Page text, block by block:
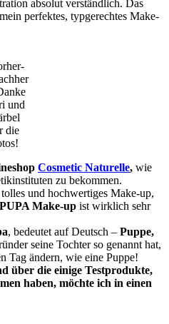
absolut verständlich. Das
perfektes, typgerechtes Make-
und
die
Cosmetic Naturelle, wie
zu bekommen.
und hochwertiges Make-up,
PUPA Make-up ist wirklich sehr
, bedeutet auf Deutsch – Puppe,
seine Tochter so genannt hat,
Tag ändern, wie eine Puppe!
über die einige Testprodukte,
haben, möchte ich in einen